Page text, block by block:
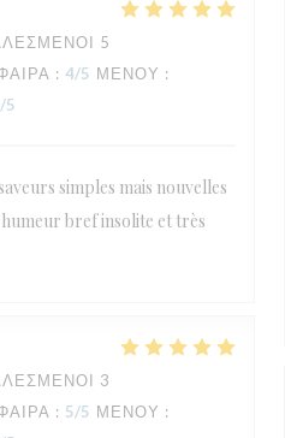
5
: 4/5 ΜΕΝΟΎ :
/5
simples mais nouvelles
bref insolite et très
3
: 5/5 ΜΕΝΟΎ :